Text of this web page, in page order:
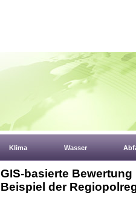
Klima Wasser
GIS-basierte
Beispiel der